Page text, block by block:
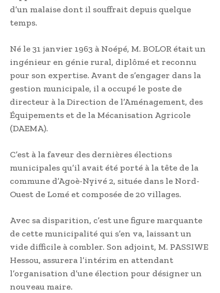
d’un malaise dont il souffrait depuis quelque
temps.
Né le 31 janvier 1963 à Noépé, M. BOLOR était un
ingénieur en génie rural, diplômé et reconnu
pour son expertise. Avant de s’engager dans la
gestion municipale, il a occupé le poste de
directeur à la Direction de l’Aménagement, des
Équipements et de la Mécanisation Agricole
(DAEMA).
C’est à la faveur des dernières élections
municipales qu’il avait été porté à la tête de la
commune d’Agoè-Nyivé 2, située dans le Nord-
Ouest de Lomé et composée de 20 villages.
Avec sa disparition, c’est une figure marquante
de cette municipalité qui s’en va, laissant un
vide difficile à combler. Son adjoint, M. PASSIWE
Hessou, assurera l’intérim en attendant
l’organisation d’une élection pour désigner un
nouveau maire.